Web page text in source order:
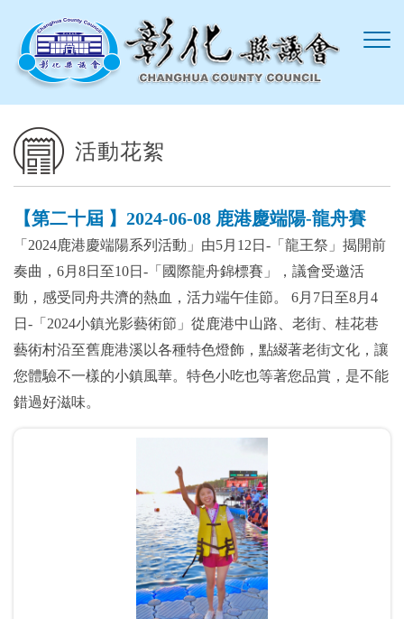
活動花絮
【第二十屆 】2024-06-08 鹿港慶端陽-龍舟賽
「2024鹿港慶端陽系列活動」由5月12日-「龍王祭」揭開前
奏曲，6月8日至10日-「國際龍舟錦標賽」，議會受邀活
動，感受同舟共濟的熱血，活力端午佳節。 6月7日至8月4
日-「2024小鎮光影藝術節」從鹿港中山路、老街、桂花巷
藝術村沿至舊鹿港溪以各種特色燈飾，點綴著老街文化，讓
您體驗不一樣的小鎮風華。特色小吃也等著您品賞，是不能
錯過好滋味。